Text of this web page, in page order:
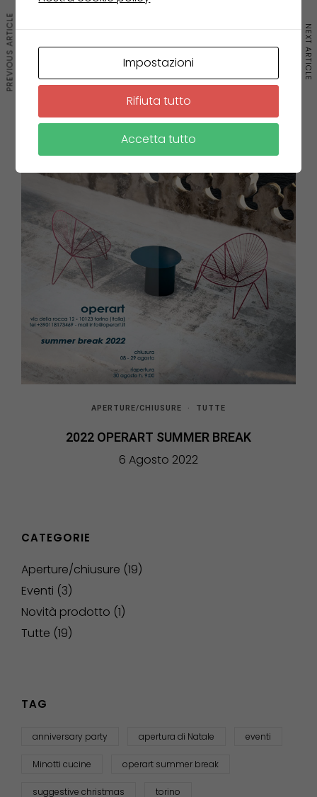
APERTURE/CHIUSURE
2017 OPERART SUMMER BREAK
4 Agosto 2017
APERTURE/CHIUSURE · TUTTE
2022 OPERART SUMMER BREAK
6 Agosto 2022
PREVIOUS ARTICLE NEXT ARTICLE
CATEGORIE
Aperture/chiusure (19)
Eventi (3)
Novità prodotto (1)
Tutte (19)
TAG
anniversary party apertura di Natale eventi
Minotti cucine operart summer break
suggestive christmas torino
Impostazioni
Rifiuta tutto
Accetta tutto